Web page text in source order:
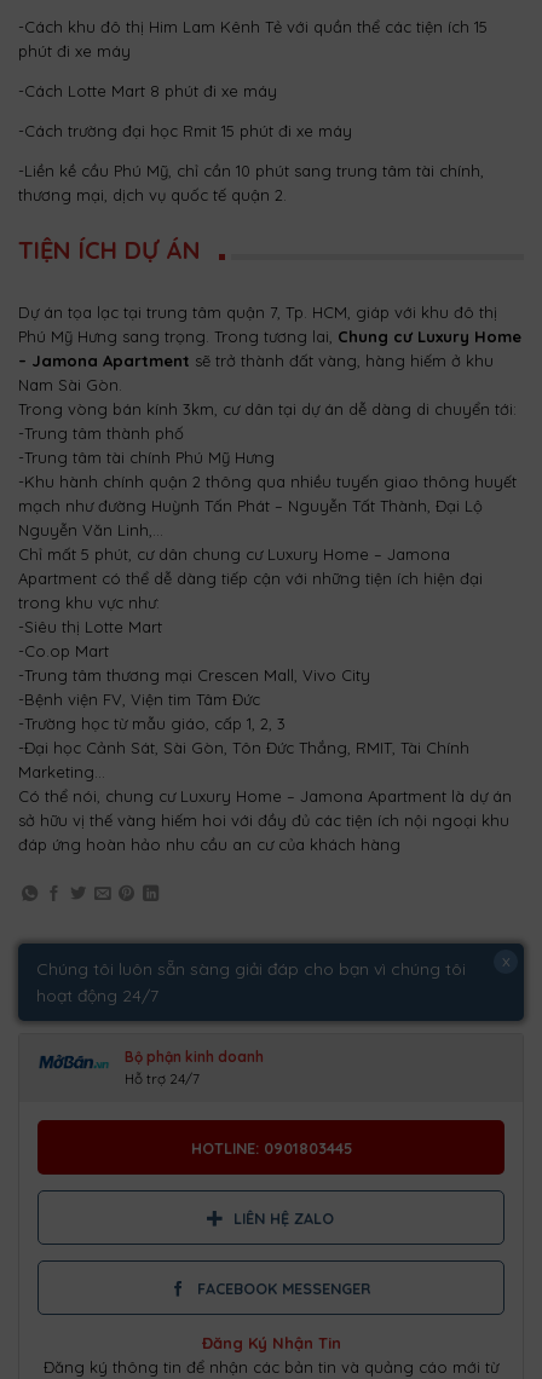
Chúng tôi luôn sẵn sàng giải đáp cho bạn vì chúng tôi
hoạt động 24/7
x
Bộ phận kinh doanh
Hỗ trợ 24/7
HOTLINE: 0901803445
LIÊN HỆ ZALO
FACEBOOK MESSENGER
Đăng Ký Nhận Tin
Đăng ký thông tin để nhận các bản tin và quảng cáo mới từ
-Cách khu đô thị Him Lam Kênh Tẻ với quần thể các tiện ích 15
phút đi xe máy
-Cách Lotte Mart 8 phút đi xe máy
-Cách trường đại học Rmit 15 phút đi xe máy
-Liền kề cầu Phú Mỹ, chỉ cần 10 phút sang trung tâm tài chính,
thương mại, dịch vụ quốc tế quận 2.
TIỆN ÍCH DỰ ÁN
Dự án tọa lạc tại trung tâm quận 7, Tp. HCM, giáp với khu đô thị
Phú Mỹ Hưng sang trọng. Trong tương lai, Chung cư Luxury Home
– Jamona Apartment sẽ trở thành đất vàng, hàng hiếm ở khu
Nam Sài Gòn.
Trong vòng bán kính 3km, cư dân tại dự án dễ dàng di chuyển tới:
-Trung tâm thành phố
-Trung tâm tài chính Phú Mỹ Hưng
-Khu hành chính quận 2 thông qua nhiều tuyến giao thông huyết
mạch như đường Huỳnh Tấn Phát – Nguyễn Tất Thành, Đại Lộ
Nguyễn Văn Linh,…
Chỉ mất 5 phút, cư dân chung cư Luxury Home – Jamona
Apartment có thể dễ dàng tiếp cận với những tiện ích hiện đại
trong khu vực như:
-Siêu thị Lotte Mart
-Co.op Mart
-Trung tâm thương mại Crescen Mall, Vivo City
-Bệnh viện FV, Viện tim Tâm Đức
-Trường học từ mẫu giáo, cấp 1, 2, 3
-Đại học Cảnh Sát, Sài Gòn, Tôn Đức Thắng, RMIT, Tài Chính
Marketing…
Có thể nói, chung cư Luxury Home – Jamona Apartment là dự án
sở hữu vị thế vàng hiếm hoi với đầy đủ các tiện ích nội ngoại khu
đáp ứng hoàn hảo nhu cầu an cư của khách hàng